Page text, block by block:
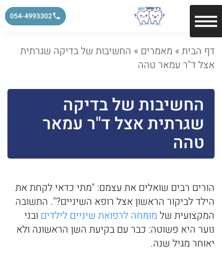
054-4993302
דף הבית » מאמרים » החשיבות של בדיקה שגרתית
אצל ד"ר עמאר טהה
החשיבות של בדיקה
שגרתית אצל ד"ר עמאר
טהה
הורים רבים שואלים את עצמם: "מתי כדאי לקחת את
הילד לביקור הראשון אצל רופא השיניים?". התשובה
המקצועית של מומחה לרפואת שיניים לילדים ובני
נוער היא פשוטה: כבר עם בקיעת השן הראשונה ולא
יאוחר מגיל שנה.